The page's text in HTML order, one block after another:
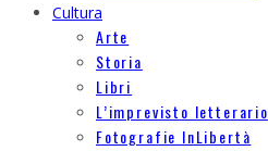
Cultura
Arte
Storia
Libri
L’imprevisto letterario
Fotografie InLibertà